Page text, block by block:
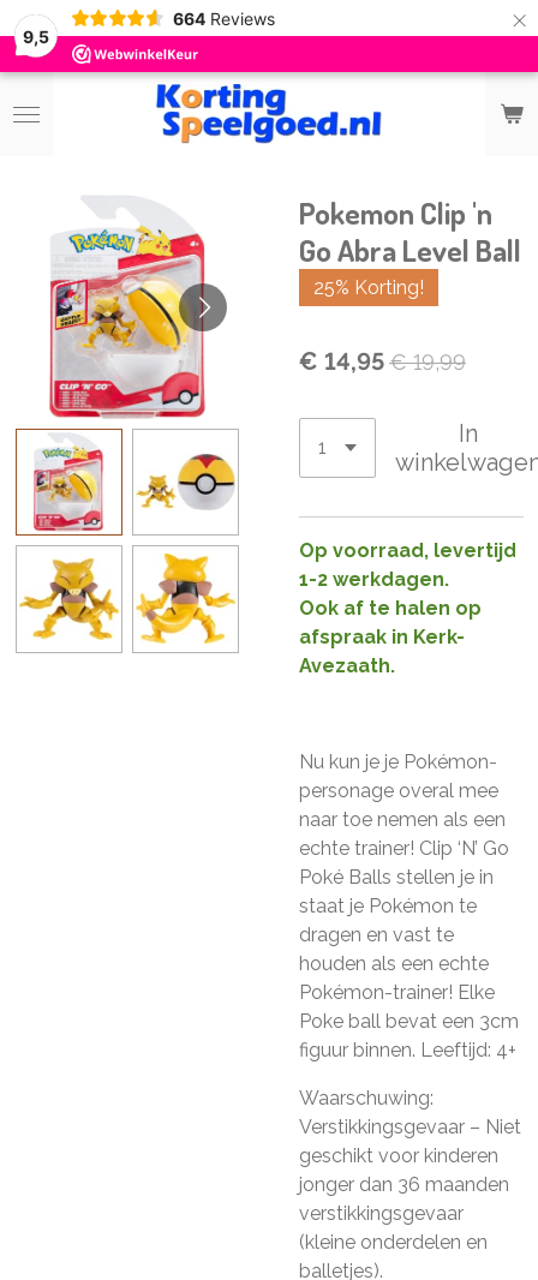
9,5
664 Reviews ×
Pokemon Clip 'n
Go Abra Level Ball
25% Korting!
€ 14,95€ 19,99
In
Op voorraad, levertijd
1-2 werkdagen.
Ook af te halen op
afspraak in Kerk-
Avezaath.
Nu kun je je Pokémon-
personage overal mee
naar toe nemen als een
echte trainer! Clip ‘N’ Go
Poké Balls stellen je in
staat je Pokémon te
dragen en vast te
houden als een echte
Pokémon-trainer! Elke
Poke ball bevat een 3cm
figuur binnen. Leeftijd: 4+
Waarschuwing:
Verstikkingsgevaar – Niet
geschikt voor kinderen
jonger dan 36 maanden
verstikkingsgevaar
(kleine onderdelen en
balletjes).